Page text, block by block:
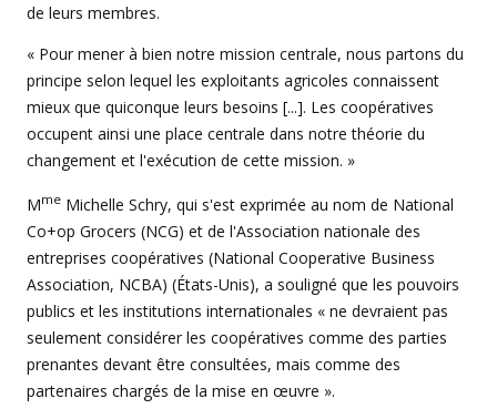
de leurs membres.
« Pour mener à bien notre mission centrale, nous partons du
principe selon lequel les exploitants agricoles connaissent
mieux que quiconque leurs besoins [...]. Les coopératives
occupent ainsi une place centrale dans notre théorie du
changement et l'exécution de cette mission. »
Mme Michelle Schry, qui s'est exprimée au nom de National
Co+op Grocers (NCG) et de l'Association nationale des
entreprises coopératives (National Cooperative Business
Association, NCBA) (États-Unis), a souligné que les pouvoirs
publics et les institutions internationales « ne devraient pas
seulement considérer les coopératives comme des parties
prenantes devant être consultées, mais comme des
partenaires chargés de la mise en œuvre ».